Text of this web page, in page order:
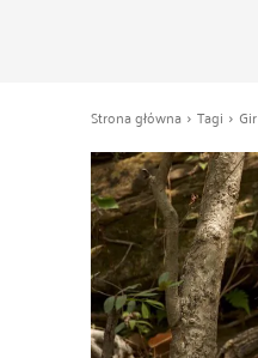
Strona główna Tagi Gir